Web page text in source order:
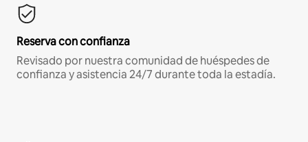
Reserva con confianza
Revisado por nuestra comunidad de huéspedes de
confianza y asistencia 24/7 durante toda la estadía.